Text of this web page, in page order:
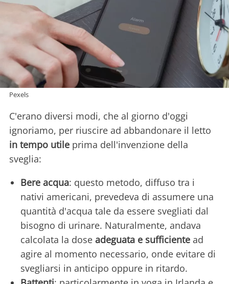
Pexels
C'erano diversi modi, che al giorno d'oggi
ignoriamo, per riuscire ad abbandonare il letto
in tempo utile prima dell'invenzione della
sveglia:
Bere acqua: questo metodo, diffuso tra i
nativi americani, prevedeva di assumere una
quantità d'acqua tale da essere svegliati dal
bisogno di urinare. Naturalmente, andava
calcolata la dose adeguata e sufficiente ad
agire al momento necessario, onde evitare di
svegliarsi in anticipo oppure in ritardo.